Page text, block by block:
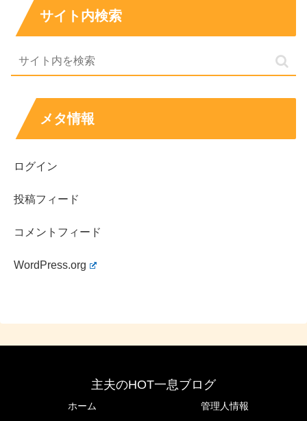
属
事
所
プラチナムプロダクション
出
演
仮面ライダーゴースト、魔進戦隊キラメイジャー、TOKYO
MER、院内警察、マウンテンドクター、コールミー・バイ・ノー
サイト内検索
メタ情報
ログイン
投稿フィード
コメントフィード
WordPress.org
主夫のHOT一息ブログ
ホーム
管理人情報